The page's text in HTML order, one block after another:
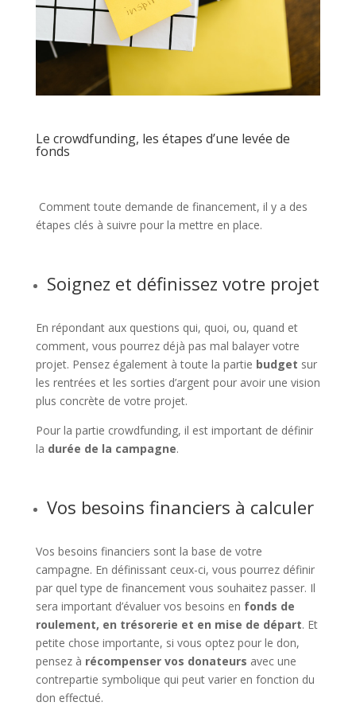
Le crowdfunding, les étapes d’une levée de
fonds
Comment toute demande de financement, il y a des
étapes clés à suivre pour la mettre en place.
Soignez et définissez votre projet
En répondant aux questions qui, quoi, ou, quand et
comment, vous pourrez déjà pas mal balayer votre
projet. Pensez également à toute la partie budget sur
les rentrées et les sorties d’argent pour avoir une vision
plus concrète de votre projet.
Pour la partie crowdfunding, il est important de définir
la durée de la campagne.
Vos besoins financiers à calculer
Vos besoins financiers sont la base de votre
campagne. En définissant ceux-ci, vous pourrez définir
par quel type de financement vous souhaitez passer. Il
sera important d’évaluer vos besoins en fonds de
roulement, en trésorerie et en mise de départ. Et
petite chose importante, si vous optez pour le don,
pensez à récompenser vos donateurs avec une
contrepartie symbolique qui peut varier en fonction du
don effectué.